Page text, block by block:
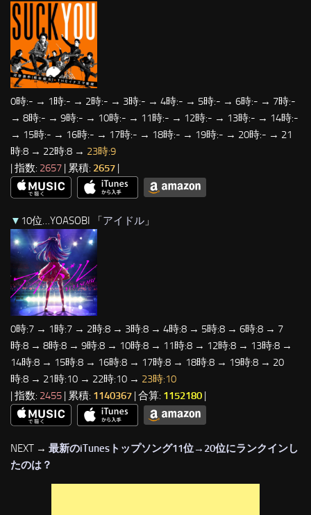
0時:- → 1時:- → 2時:- → 3時:- → 4時:- → 5時:- → 6時:- → 7時:-
→ 8時:- → 9時:- → 10時:- → 11時:- → 12時:- → 13時:- → 14時:-
→ 15時:- → 16時:- → 17時:- → 18時:- → 19時:- → 20時:- → 21
時:8 → 22時:8 → 23時:9
| 指数: 2657 | 累積: 2657 |
▼ 10位…YOASOBI 「アイドル 」
0時:7 → 1時:7 → 2時:8 → 3時:8 → 4時:8 → 5時:8 → 6時:8 → 7
時:8 → 8時:8 → 9時:8 → 10時:8 → 11時:8 → 12時:8 → 13時:8 →
14時:8 → 15時:8 → 16時:8 → 17時:8 → 18時:8 → 19時:8 → 20
時:8 → 21時:10 → 22時:10 → 23時:10
| 指数: 2455 | 累積: 1140367 | 合算: 1152180 |
NEXT → 最新のiTunesトップソング11位→20位にランクインし
たのは？